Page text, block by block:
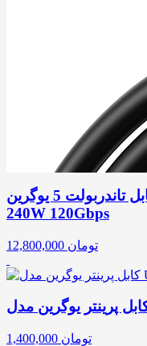
کابل تاندربولت 5 یوگرین L703 45996 16K@60HZ
240W 120Gbps
12,800,000 تومان
1,400,000 تومان